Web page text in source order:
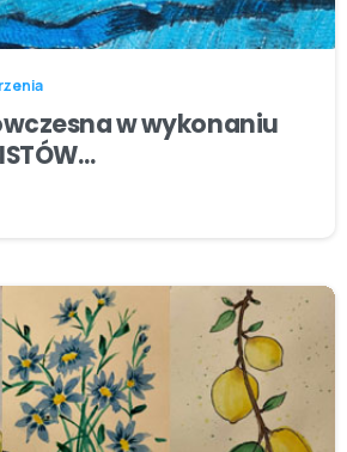
w wykonaniu